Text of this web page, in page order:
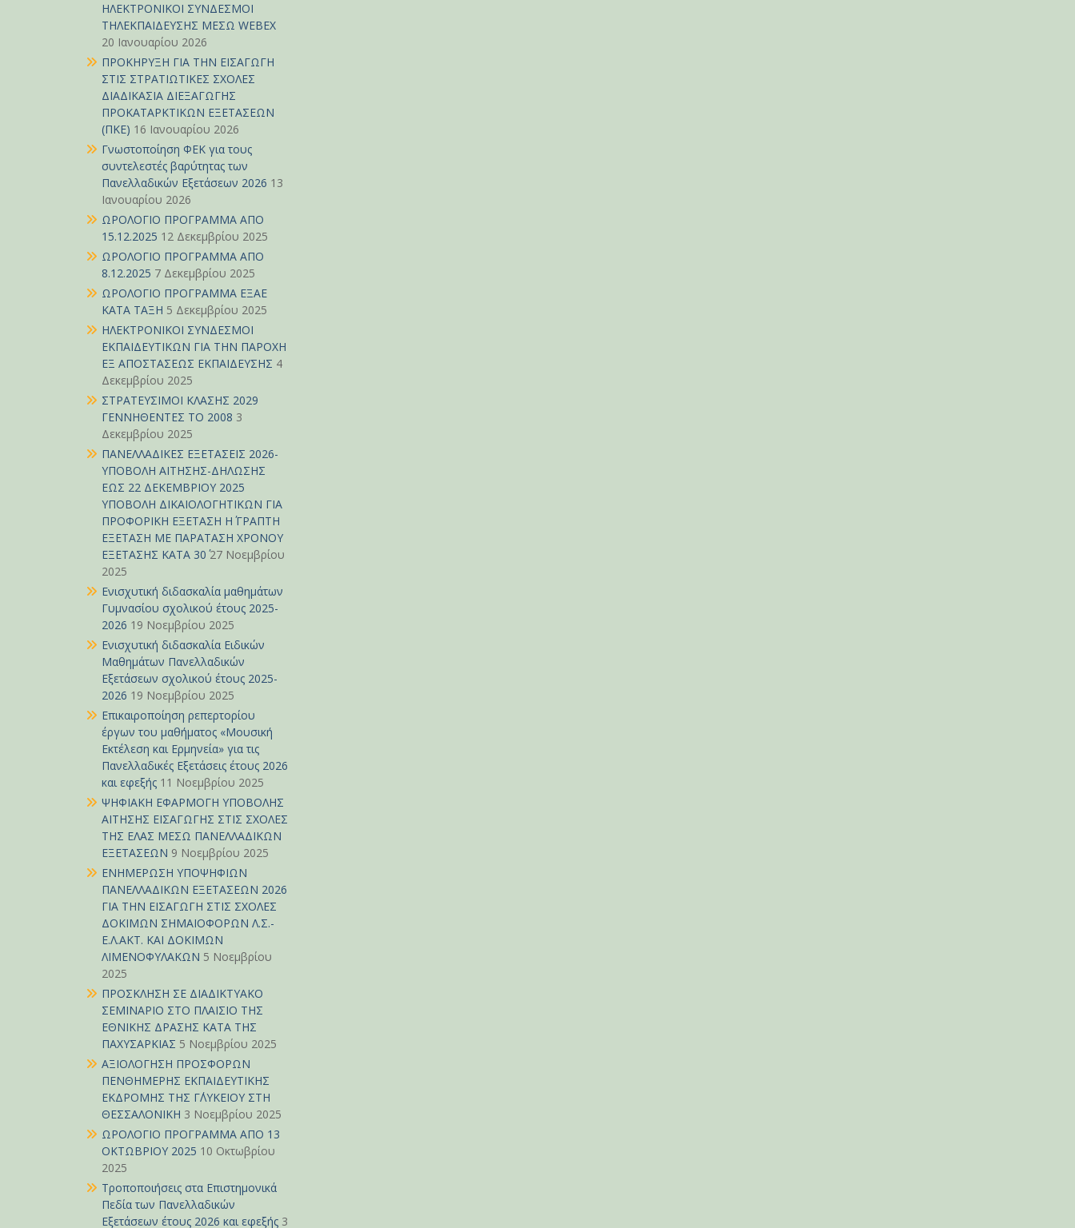
ΗΛΕΚΤΡΟΝΙΚΟΙ ΣΥΝΔΕΣΜΟΙ
ΤΗΛΕΚΠΑΙΔΕΥΣΗΣ ΜΕΣΩ WEBEX
20 Ιανουαρίου 2026
ΠΡΟΚΗΡΥΞΗ ΓΙΑ ΤΗΝ ΕΙΣΑΓΩΓΗ
ΣΤΙΣ ΣΤΡΑΤΙΩΤΙΚΕΣ ΣΧΟΛΕΣ
ΔΙΑΔΙΚΑΣΙΑ ΔΙΕΞΑΓΩΓΗΣ
ΠΡΟΚΑΤΑΡΚΤΙΚΩΝ ΕΞΕΤΑΣΕΩΝ
(ΠΚΕ) 16 Ιανουαρίου 2026
Γνωστοποίηση ΦΕΚ για τους
συντελεστές βαρύτητας των
Πανελλαδικών Εξετάσεων 2026 13
Ιανουαρίου 2026
ΩΡΟΛΟΓΙΟ ΠΡΟΓΡΑΜΜΑ ΑΠΟ
15.12.2025 12 Δεκεμβρίου 2025
ΩΡΟΛΟΓΙΟ ΠΡΟΓΡΑΜΜΑ ΑΠΟ
8.12.2025 7 Δεκεμβρίου 2025
ΩΡΟΛΟΓΙΟ ΠΡΟΓΡΑΜΜΑ ΕΞΑΕ
ΚΑΤΑ ΤΑΞΗ 5 Δεκεμβρίου 2025
ΗΛΕΚΤΡΟΝΙΚΟΙ ΣΥΝΔΕΣΜΟΙ
ΕΚΠΑΙΔΕΥΤΙΚΩΝ ΓΙΑ ΤΗΝ ΠΑΡΟΧΗ
ΕΞ ΑΠΟΣΤΑΣΕΩΣ ΕΚΠΑΙΔΕΥΣΗΣ 4
Δεκεμβρίου 2025
ΣΤΡΑΤΕΥΣΙΜΟΙ ΚΛΑΣΗΣ 2029
ΓΕΝΝΗΘΕΝΤΕΣ ΤΟ 2008 3
Δεκεμβρίου 2025
ΠΑΝΕΛΛΑΔΙΚΕΣ ΕΞΕΤΑΣΕΙΣ 2026-
ΥΠΟΒΟΛΗ ΑΙΤΗΣΗΣ-ΔΗΛΩΣΗΣ
ΕΩΣ 22 ΔΕΚΕΜΒΡΙΟΥ 2025
ΥΠΟΒΟΛΗ ΔΙΚΑΙΟΛΟΓΗΤΙΚΩΝ ΓΙΑ
ΠΡΟΦΟΡΙΚΗ ΕΞΕΤΑΣΗ Η΄ ΓΡΑΠΤΗ
ΕΞΕΤΑΣΗ ΜΕ ΠΑΡΑΤΑΣΗ ΧΡΟΝΟΥ
ΕΞΕΤΑΣΗΣ ΚΑΤΑ 30΄ 27 Νοεμβρίου
2025
Ενισχυτική διδασκαλία μαθημάτων
Γυμνασίου σχολικού έτους 2025-
2026 19 Νοεμβρίου 2025
Ενισχυτική διδασκαλία Ειδικών
Μαθημάτων Πανελλαδικών
Εξετάσεων σχολικού έτους 2025-
2026 19 Νοεμβρίου 2025
Επικαιροποίηση ρεπερτορίου
έργων του μαθήματος «Μουσική
Εκτέλεση και Ερμηνεία» για τις
Πανελλαδικές Εξετάσεις έτους 2026
και εφεξής 11 Νοεμβρίου 2025
ΨΗΦΙΑΚΗ ΕΦΑΡΜΟΓΗ ΥΠΟΒΟΛΗΣ
ΑΙΤΗΣΗΣ ΕΙΣΑΓΩΓΗΣ ΣΤΙΣ ΣΧΟΛΕΣ
ΤΗΣ ΕΛΑΣ ΜΕΣΩ ΠΑΝΕΛΛΑΔΙΚΩΝ
ΕΞΕΤΑΣΕΩΝ 9 Νοεμβρίου 2025
ΕΝΗΜΕΡΩΣΗ ΥΠΟΨΗΦΙΩΝ
ΠΑΝΕΛΛΑΔΙΚΩΝ ΕΞΕΤΑΣΕΩΝ 2026
ΓΙΑ ΤΗΝ ΕΙΣΑΓΩΓΗ ΣΤΙΣ ΣΧΟΛΕΣ
ΔΟΚΙΜΩΝ ΣΗΜΑΙΟΦΟΡΩΝ Λ.Σ.-
Ε.Λ.ΑΚΤ. ΚΑΙ ΔΟΚΙΜΩΝ
ΛΙΜΕΝΟΦΥΛΑΚΩΝ 5 Νοεμβρίου
2025
ΠΡΟΣΚΛΗΣΗ ΣΕ ΔΙΑΔΙΚΤΥΑΚΟ
ΣΕΜΙΝΑΡΙΟ ΣΤΟ ΠΛΑΙΣΙΟ ΤΗΣ
ΕΘΝΙΚΗΣ ΔΡΑΣΗΣ ΚΑΤΑ ΤΗΣ
ΠΑΧΥΣΑΡΚΙΑΣ 5 Νοεμβρίου 2025
ΑΞΙΟΛΟΓΗΣΗ ΠΡΟΣΦΟΡΩΝ
ΠΕΝΘΗΜΕΡΗΣ ΕΚΠΑΙΔΕΥΤΙΚΗΣ
ΕΚΔΡΟΜΗΣ ΤΗΣ Γ΄ΛΥΚΕΙΟΥ ΣΤΗ
ΘΕΣΣΑΛΟΝΙΚΗ 3 Νοεμβρίου 2025
ΩΡΟΛΟΓΙΟ ΠΡΟΓΡΑΜΜΑ ΑΠΟ 13
ΟΚΤΩΒΡΙΟΥ 2025 10 Οκτωβρίου
2025
Τροποποιήσεις στα Επιστημονικά
Πεδία των Πανελλαδικών
Εξετάσεων έτους 2026 και εφεξής 3